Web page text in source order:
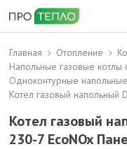
Главная Отопление
Напольные газовые котлы
Одноконтурные
Котел газовый напольный
Котел газовый
230-7 EcoNOx